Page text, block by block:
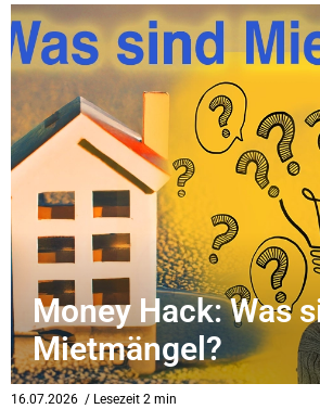
Money Hack: Was
Mietmängel?
16.07.2026 / Lesezeit 2 min